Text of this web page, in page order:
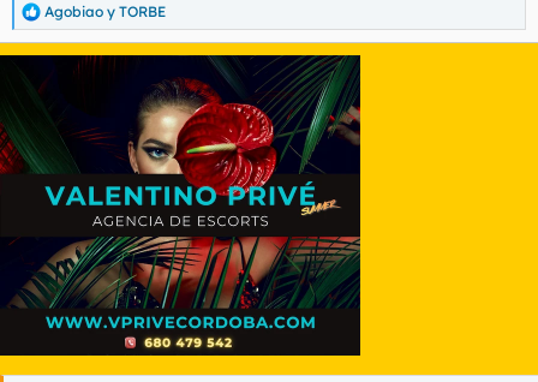
R
e
a
o
n
e
Agobiao y TORBE